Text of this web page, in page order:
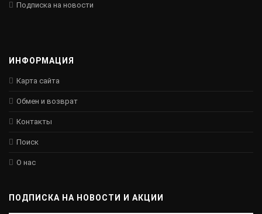
Подписка на новости
ИНФОРМАЦИЯ
Карта сайта
Обмен и возврат
Контакты
Поиск
О нас
ПОДПИСКА НА НОВОСТИ И АКЦИИ